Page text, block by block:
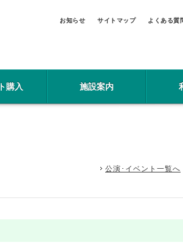
お知らせ サイトマップ よくある質
購入 施設案内
公演･イベント一覧へ